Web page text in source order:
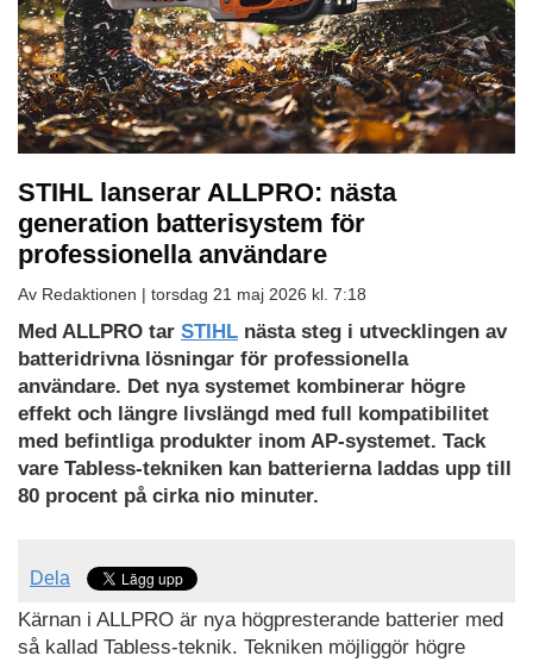
STIHL lanserar ALLPRO: nästa
generation batterisystem för
professionella användare
Av Redaktionen | torsdag 21 maj 2026 kl. 7:18
Med ALLPRO tar STIHL nästa steg i utvecklingen av
batteridrivna lösningar för professionella
användare. Det nya systemet kombinerar högre
effekt och längre livslängd med full kompatibilitet
med befintliga produkter inom AP-systemet. Tack
vare Tabless-tekniken kan batterierna laddas upp till
80 procent på cirka nio minuter.
Dela
Kärnan i ALLPRO är nya högpresterande batterier med
så kallad Tabless-teknik. Tekniken möjliggör högre